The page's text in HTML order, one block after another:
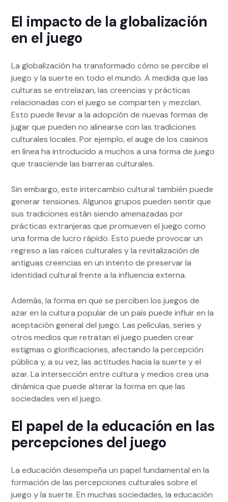
El impacto de la globalización
en el juego
La globalización ha transformado cómo se percibe el
juego y la suerte en todo el mundo. A medida que las
culturas se entrelazan, las creencias y prácticas
relacionadas con el juego se comparten y mezclan.
Esto puede llevar a la adopción de nuevas formas de
jugar que pueden no alinearse con las tradiciones
culturales locales. Por ejemplo, el auge de los casinos
en línea ha introducido a muchos a una forma de juego
que trasciende las barreras culturales.
Sin embargo, este intercambio cultural también puede
generar tensiones. Algunos grupos pueden sentir que
sus tradiciones están siendo amenazadas por
prácticas extranjeras que promueven el juego como
una forma de lucro rápido. Esto puede provocar un
regreso a las raíces culturales y la revitalización de
antiguas creencias en un intento de preservar la
identidad cultural frente a la influencia externa.
Además, la forma en que se perciben los juegos de
azar en la cultura popular de un país puede influir en la
aceptación general del juego. Las películas, series y
otros medios que retratan el juego pueden crear
estigmas o glorificaciones, afectando la percepción
pública y, a su vez, las actitudes hacia la suerte y el
azar. La intersección entre cultura y medios crea una
dinámica que puede alterar la forma en que las
sociedades ven el juego.
El papel de la educación en las
percepciones del juego
La educación desempeña un papel fundamental en la
formación de las percepciones culturales sobre el
juego y la suerte. En muchas sociedades, la educación